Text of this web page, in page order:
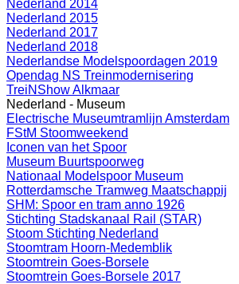
Nederland 2014
Nederland 2015
Nederland 2017
Nederland 2018
Nederlandse Modelspoordagen 2019
Opendag NS Treinmodernisering
TreiNShow Alkmaar
Nederland - Museum
Electrische Museumtramlijn Amsterdam
FStM Stoomweekend
Iconen van het Spoor
Museum Buurtspoorweg
Nationaal Modelspoor Museum
Rotterdamsche Tramweg Maatschappij
SHM: Spoor en tram anno 1926
Stichting Stadskanaal Rail (STAR)
Stoom Stichting Nederland
Stoomtram Hoorn-Medemblik
Stoomtrein Goes-Borsele
Stoomtrein Goes-Borsele 2017